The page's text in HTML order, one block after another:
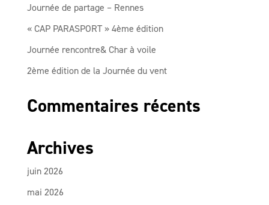
Journée de partage – Rennes
« CAP PARASPORT » 4ème édition
Journée rencontre& Char à voile
2ème édition de la Journée du vent
Commentaires récents
Archives
juin 2026
mai 2026